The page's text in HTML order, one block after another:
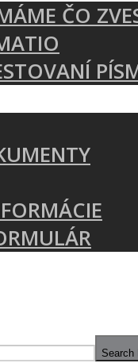
ČO
Search